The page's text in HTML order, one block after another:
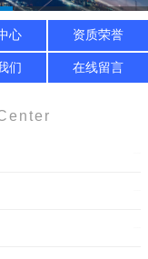
心 资质荣誉
们 在线留言